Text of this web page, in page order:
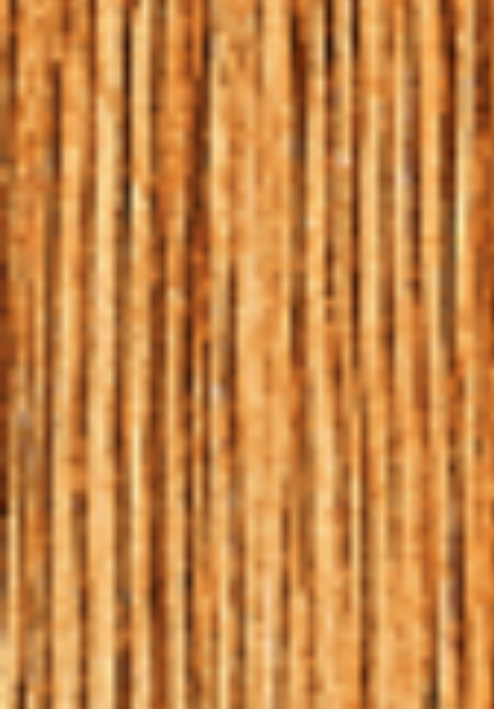
PETRA NO LET´S GRILL
SOROCABA
HOME BLOG| PETRA NO LET´S GRILL SOROCABA
10 | FEV | 2020